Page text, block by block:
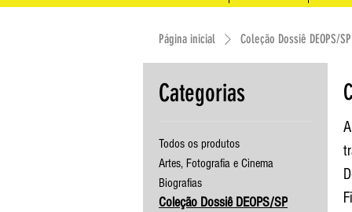
Página inicial Coleção Dossiê DEOPS/SP
Categorias
Todos os produtos
Artes, Fotografia e Cinema
Biografias
Coleção Dossiê DEOPS/SP